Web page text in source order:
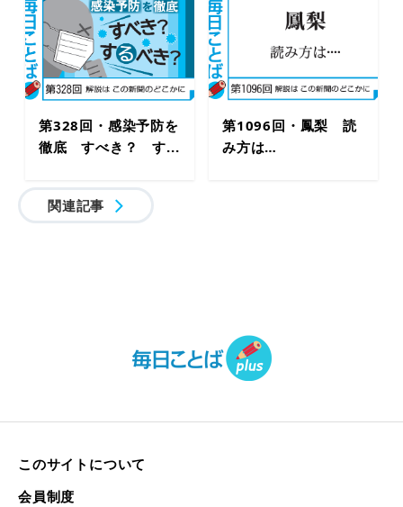
第328回・感染予防を
徹底 すべき？ す...
第1096回・鳳梨 読
み方は…
関連記事
このサイトについて
会員制度